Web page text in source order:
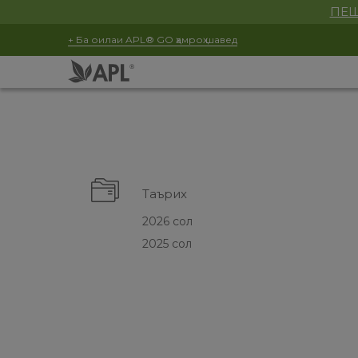
+ Ба оилаи APL® GO ҳамроҳ шавед
Таърих
2026 сол
2025 сол